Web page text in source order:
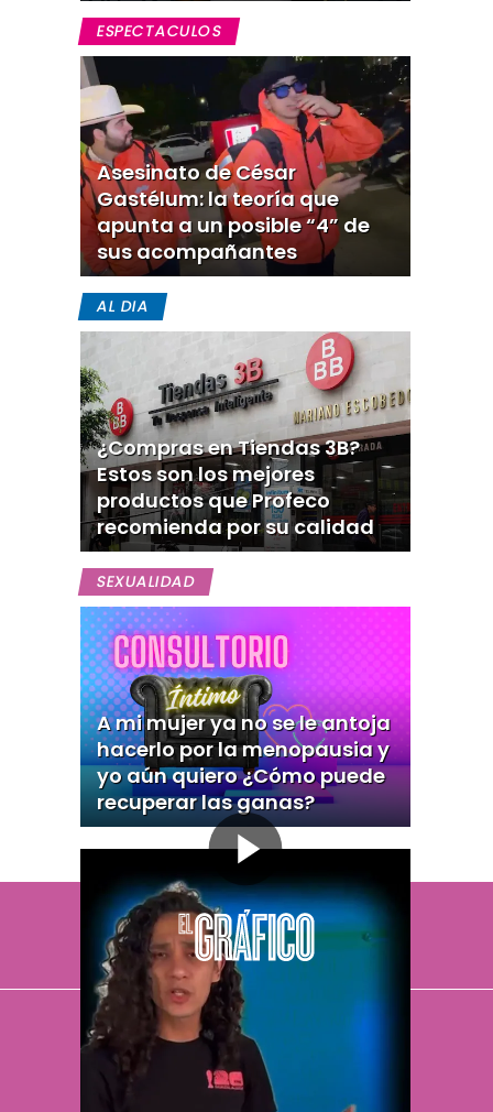
ESPECTACULOS
Asesinato de César
Gastélum: la teoría que
apunta a un posible “4” de
sus acompañantes
AL DIA
¿Compras en Tiendas 3B?
Estos son los mejores
productos que Profeco
recomienda por su calidad
SEXUALIDAD
A mi mujer ya no se le antoja
hacerlo por la menopausia y
yo aún quiero ¿Cómo puede
recuperar las ganas?
El Universal
Vive USA